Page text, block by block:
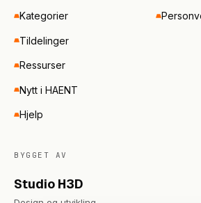
Kategorier
Tildelinger
Ressurser
Nytt i HAENT
Hjelp
BYGGET AV
Studio H3D